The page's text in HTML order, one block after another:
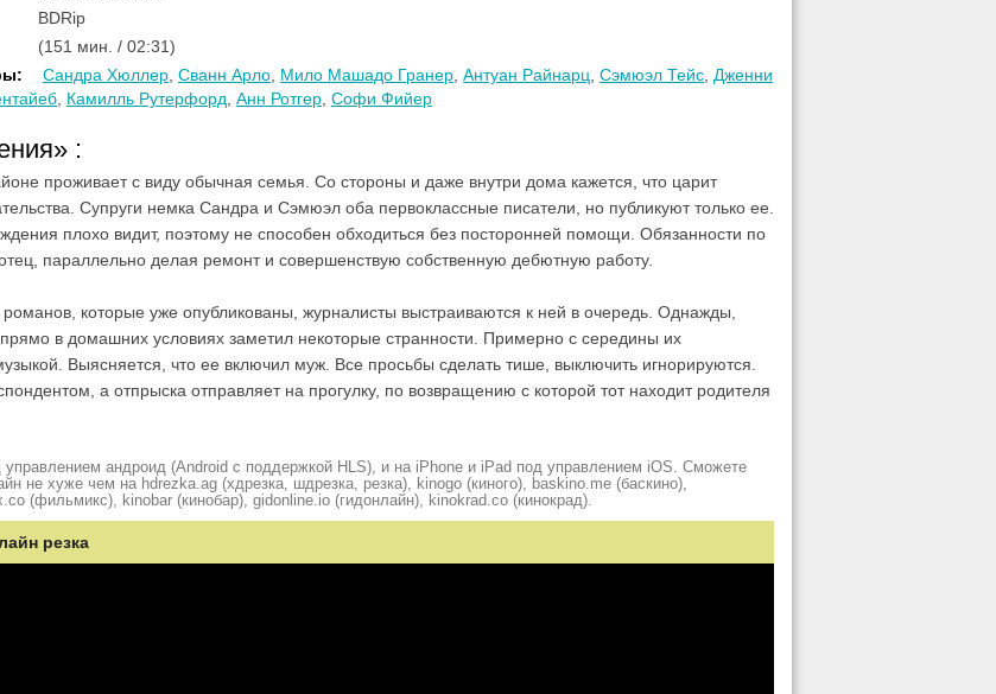
BDRip
(151 мин. / 02:31)
: Сандра Хюллер Сванн Арло Мило Машадо Гранер Антуан Райнарц Сэмюэл Тейс Дженни
Камилль Рутерфорд Анн Ротгер Софи Фийер
:
проживает с виду обычная семья. Со стороны и даже внутри дома кажется, что царит
Супруги немка Сандра и Сэмюэл оба первоклассные писатели, но публикуют только ее.
плохо видит, поэтому не способен обходиться без посторонней помощи. Обязанности по
параллельно делая ремонт и совершенствую собственную дебютную работу.
которые уже опубликованы, журналисты выстраиваются к ней в очередь. Однажды,
в домашних условиях заметил некоторые странности. Примерно с середины их
Выясняется, что ее включил муж. Все просьбы сделать тише, выключить игнорируются.
а отпрыска отправляет на прогулку, по возвращению с которой тот находит родителя
андроид (Android с поддержкой HLS), и на iPhone и iPad под управлением iOS. Сможете
не хуже чем на hdrezka.ag (хдрезка, шдрезка, резка), kinogo (киного), baskino.me (баскино),
(фильмикс), kinobar (кинобар), gidonline.io (гидонлайн), kinokrad.сo (кинокрад).
резка